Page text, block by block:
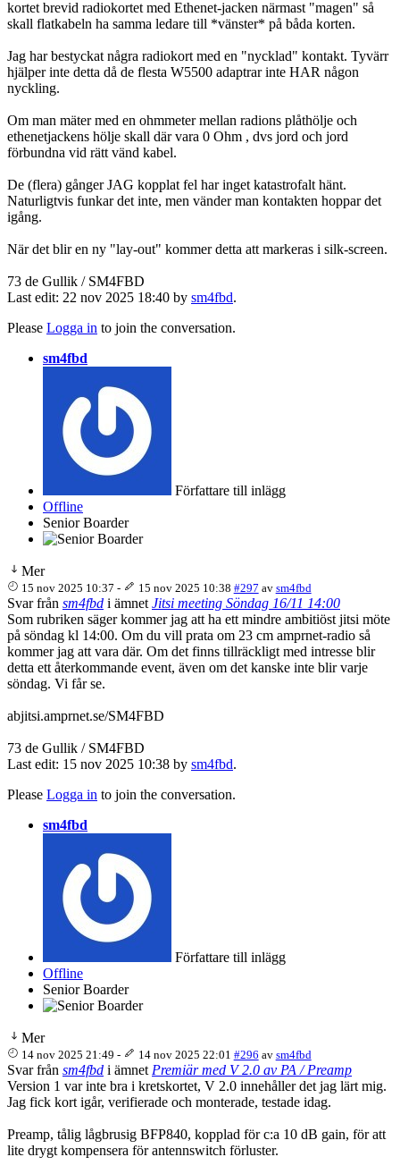
kortet brevid radiokortet med Ethenet-jacken närmast "magen" så
skall flatkabeln ha samma ledare till *vänster* på båda korten.
Jag har bestyckat några radiokort med en "nycklad" kontakt. Tyvärr
hjälper inte detta då de flesta W5500 adaptrar inte HAR någon
nyckling.
Om man mäter med en ohmmeter mellan radions plåthölje och
ethenetjackens hölje skall där vara 0 Ohm , dvs jord och jord
förbundna vid rätt vänd kabel.
De (flera) gånger JAG kopplat fel har inget katastrofalt hänt.
Naturligtvis funkar det inte, men vänder man kontakten hoppar det
igång.
När det blir en ny "lay-out" kommer detta att markeras i silk-screen.
73 de Gullik / SM4FBD
Last edit: 22 nov 2025 18:40 by sm4fbd.
Please Logga in to join the conversation.
sm4fbd
Författare till inlägg
Offline
Senior Boarder
Mer
15 nov 2025 10:37 - 15 nov 2025 10:38 #297 av sm4fbd
Svar från sm4fbd i ämnet Jitsi meeting Söndag 16/11 14:00
Som rubriken säger kommer jag att ha ett mindre ambitiöst jitsi möte
på söndag kl 14:00. Om du vill prata om 23 cm amprnet-radio så
kommer jag att vara där. Om det finns tillräckligt med intresse blir
detta ett återkommande event, även om det kanske inte blir varje
söndag. Vi får se.
abjitsi.amprnet.se/SM4FBD
73 de Gullik / SM4FBD
Last edit: 15 nov 2025 10:38 by sm4fbd.
Please Logga in to join the conversation.
sm4fbd
Författare till inlägg
Offline
Senior Boarder
Mer
14 nov 2025 21:49 - 14 nov 2025 22:01 #296 av sm4fbd
Svar från sm4fbd i ämnet Premiär med V 2.0 av PA / Preamp
Version 1 var inte bra i kretskortet, V 2.0 innehåller det jag lärt mig.
Jag fick kort igår, verifierade och monterade, testade idag.
Preamp, tålig lågbrusig BFP840, kopplad för c:a 10 dB gain, för att
lite drygt kompensera för antennswitch förluster.